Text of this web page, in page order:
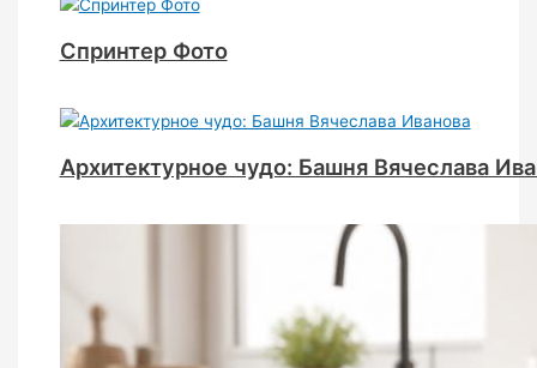
Спринтер Фото
Архитектурное чудо: Башня Вячеслава